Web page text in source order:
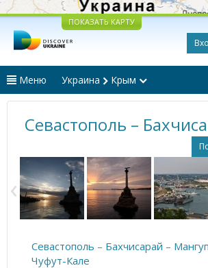
ПОКАЗАТЬ КАРТУ
Меню Украина Крым
Севастополь –
Севастополь – Бахчисарай –
Чуфут-Кале